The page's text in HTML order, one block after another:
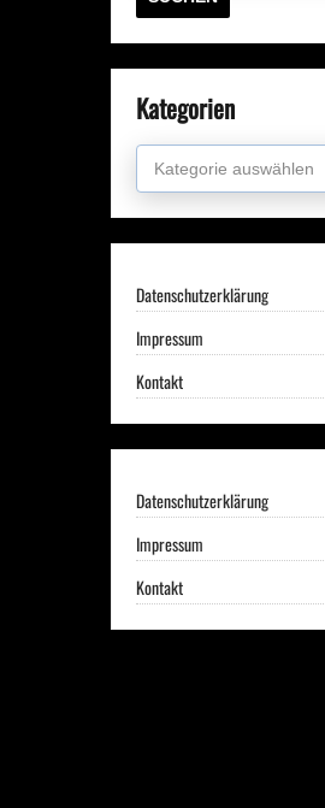
Kategorien
Kategorien
Datenschutzerklärung
Impressum
Kontakt
Datenschutzerklärung
Impressum
Kontakt